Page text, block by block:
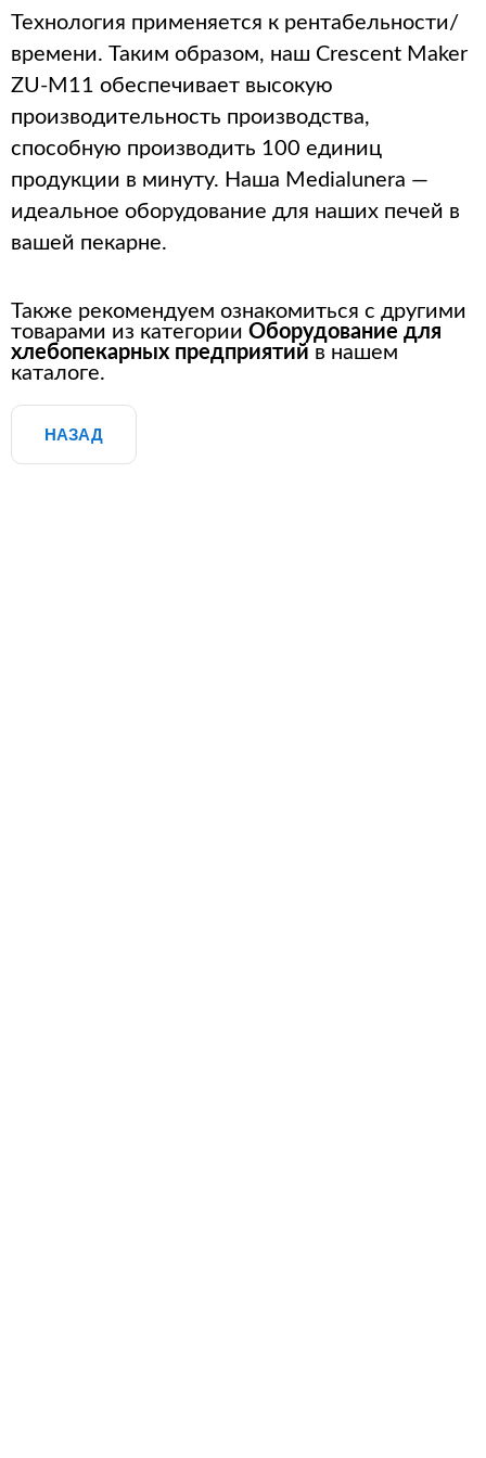
Технология применяется к рентабельности/
времени. Таким образом, наш Crescent Maker
ZU-M11 обеспечивает высокую
производительность производства,
способную производить 100 единиц
продукции в минуту. Наша Medialunera —
идеальное оборудование для наших печей в
вашей пекарне.
Также рекомендуем ознакомиться с другими
товарами из категории Оборудование для
хлебопекарных предприятий в нашем
каталоге.
НАЗАД